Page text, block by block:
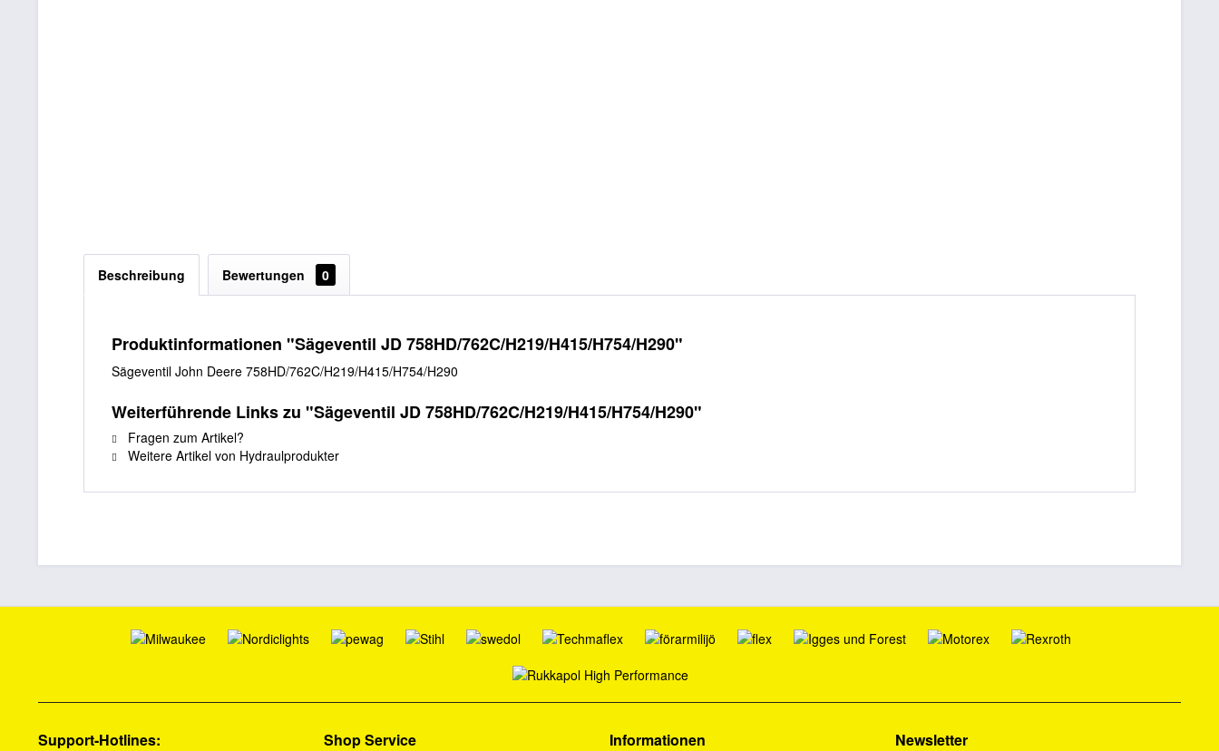
Beschreibung Bewertungen 0
Produktinformationen "Sägeventil JD 758HD/762C/H219/H415/H754/H290"
Sägeventil John Deere 758HD/762C/H219/H415/H754/H290
Weiterführende Links zu "Sägeventil JD 758HD/762C/H219/H415/H754/H290"
Fragen zum Artikel?
Weitere Artikel von Hydraulprodukter
Support-Hotlines: Shop Service Informationen Newsletter